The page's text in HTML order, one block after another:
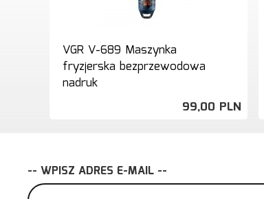
VGR V-689 Maszynka
fryzjerska bezprzewodowa
nadruk
99,00 PLN
-- WPISZ ADRES E-MAIL --